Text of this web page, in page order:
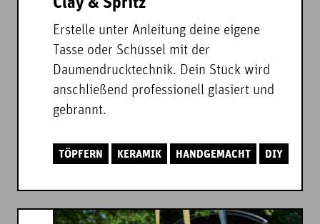
Erstelle unter Anleitung deine eigene
Tasse oder Schüssel mit der
Daumendrucktechnik. Dein Stück wird
anschließend professionell glasiert und
gebrannt.
TÖPFERN KERAMIK HANDGEMACHT DIY